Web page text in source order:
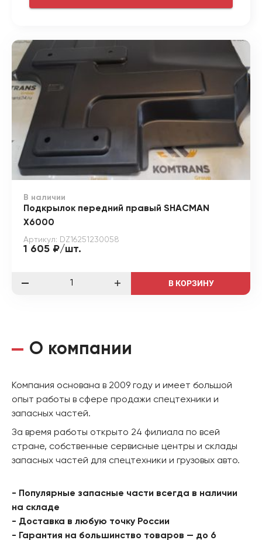
В наличии
Подкрылок передний правый SHACMAN
X6000
Артикул: DZ16251230058
1 605 ₽/шт.
В КОРЗИНУ
О компании
Компания основана в 2009 году и имеет большой
опыт работы в сфере продажи спецтехники и
запасных частей.
За время работы открыто 24 филиала по всей
стране, собственные сервисные центры и склады
запасных частей для спецтехники и грузовых авто.
- Популярные запасные части всегда в наличии
на складе
- Доставка в любую точку России
- Гарантия на большинство товаров — до 6